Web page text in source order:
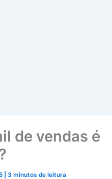
de vendas é
|3 minutos de leitura